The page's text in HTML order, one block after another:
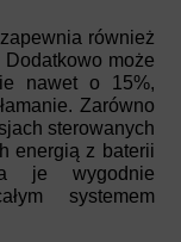
również
może
nawet o 15%,
Zarówno
sterowanych
energią z baterii
je wygodnie
systemem